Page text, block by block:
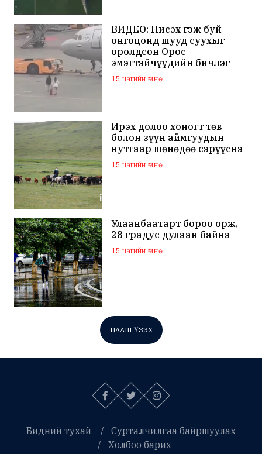
ВИДЕО: Нисэх гэж буй
онгоцонд шууд суухыг
оролдсон Орос
эмэгтэйчүүдийн бичлэг
дэлхий нийтийн
анхааралд оров
15 цагийн өмнө
Ирэх долоо хоногт төв
болон зүүн аймгуудын
нутгаар шөнөдөө сэрүүснэ
15 цагийн өмнө
Улаанбаатарт бороо орж,
28 градус дулаан байна
15 цагийн өмнө
ЦААШ ҮЗЭХ
Бидний тухай
Сурталчилгаа байршуулах
Холбоо барих